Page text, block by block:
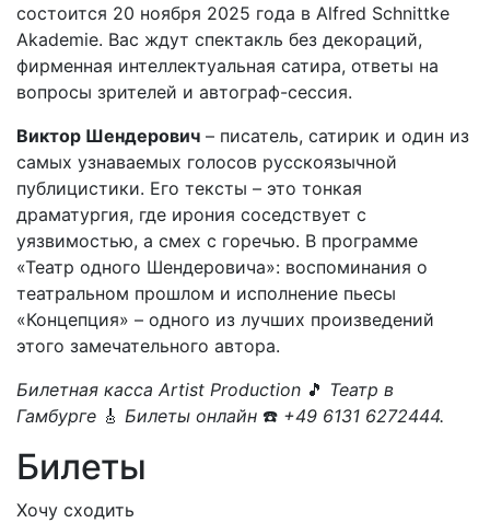
состоится 20 ноября 2025 года в Alfred Schnittke
Akademie. Вас ждут спектакль без декораций,
фирменная интеллектуальная сатира, ответы на
вопросы зрителей и автограф-сессия.
Виктор Шендерович – писатель, сатирик и один из
самых узнаваемых голосов русскоязычной
публицистики. Его тексты – это тонкая
драматургия, где ирония соседствует с
уязвимостью, а смех с горечью. В программе
«Театр одного Шендеровича»: воспоминания о
театральном прошлом и исполнение пьесы
«Концепция» – одного из лучших произведений
этого замечательного автора.
Билетная касса Artist Production 🎵 Театр в
Гамбурге 🎸 Билеты онлайн ☎️ +49 6131 6272444.
Билеты
Хочу сходить